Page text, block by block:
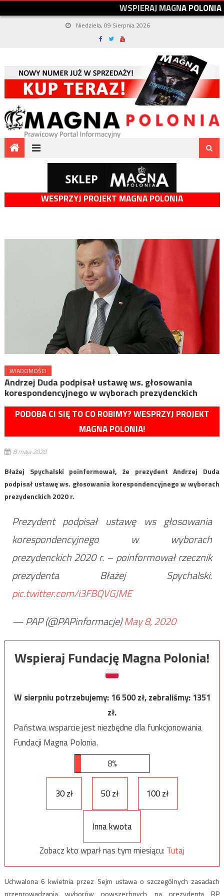
WSPIERAJMAGNAPOLONIA
Niedziela, 09 Sierpnia 2026
WESPRZYJ PROJEKT MAGNA POLONIA
WIADOMOŚCI
Andrzej Duda podpisał ustawę ws. głosowania
korespondencyjnego w wyborach prezydenckich
PODOBA CI SIĘ TO CO ROBIMY? WESPRZYJ PROJEKT
MAGNA POLONIA!
8 maja 2020
Błażej Spychalski poinformował, że prezydent Andrzej Duda
podpisał ustawę ws. głosowania korespondencyjnego w wyborach
prezydenckich 2020 r.
Prezydent podpisał ustawę ws głosowania
korespondencyjnego w wyborach
prezydenckich 2020 r. – poinformował rzecznik
prezydenta Błażej Spychalski.
pic.twitter.com/i3FBQVGJME
— PAP (@PAPinformacje)May 8, 2020
Wspieraj Fundację Magna Polonia!
W sierpniu potrzebujemy:16 500zł, zebraliśmy:1351
zł.
Państwa wsparcie jest niezbędne dla funkcjonowania
Fundacji Magna Polonia.
8%
30 zł 50 zł 100 zł
Inna kwota
Zobacz kto wparł nas tym miesiącu: Tutaj
Uchwalona 6 kwietnia przez Sejm ustawa o szczególnych zasadach
przeprowadzania wyborów powszechnych na prezydenta RP